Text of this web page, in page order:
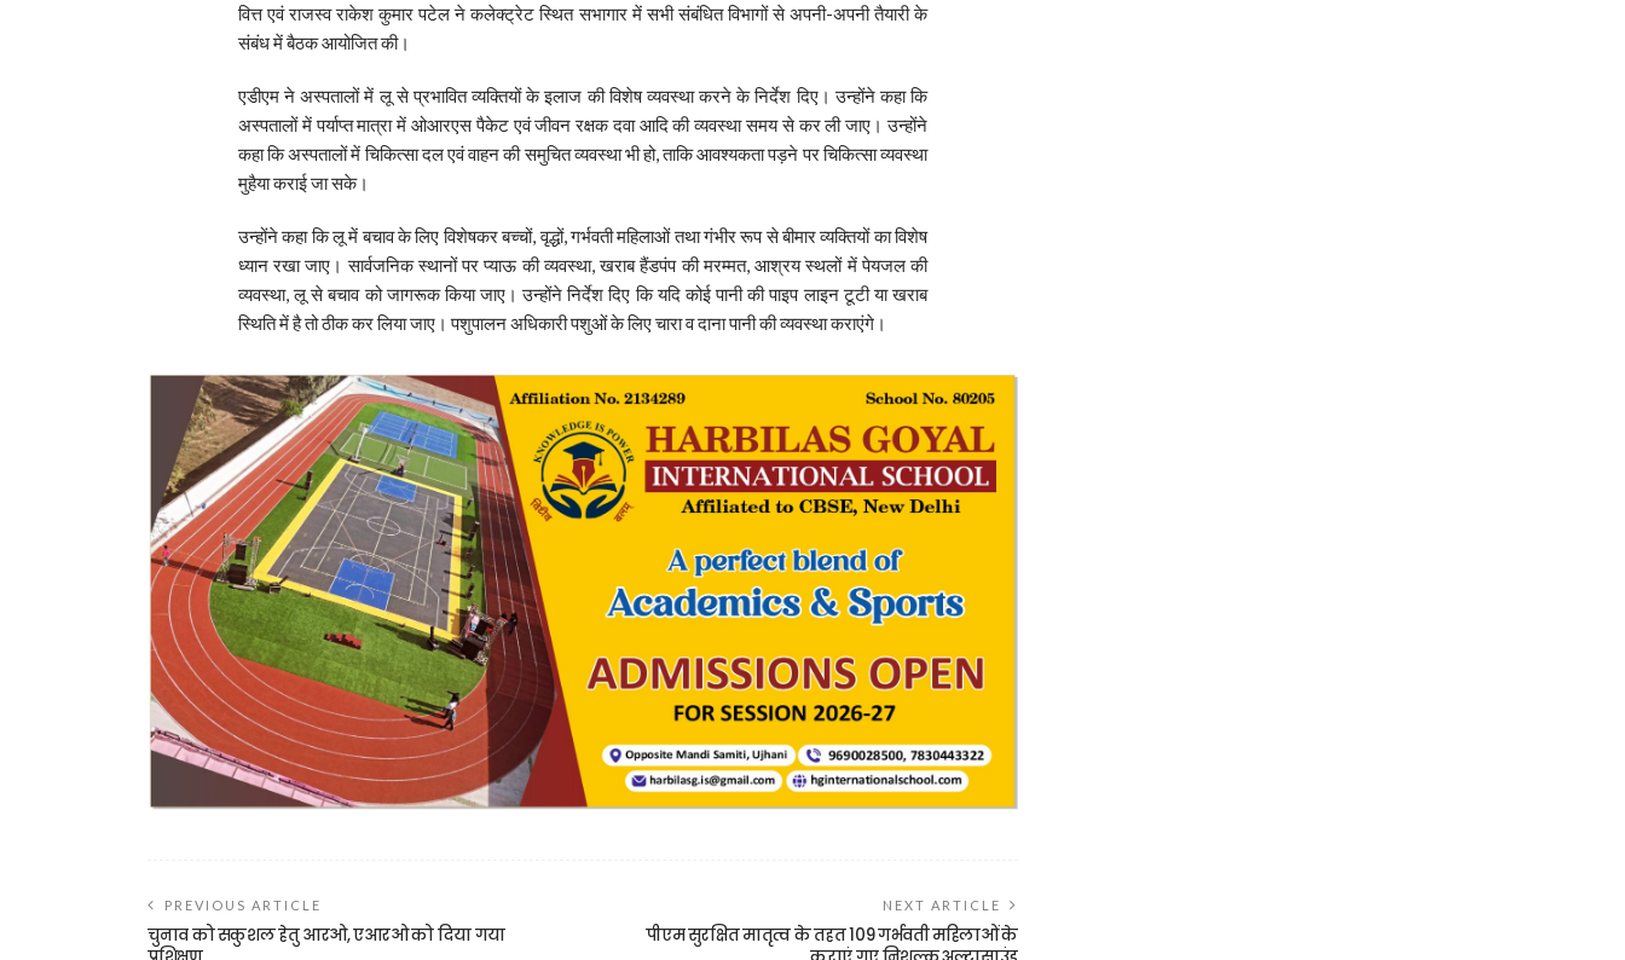
वित्त एवं राजस्व राकेश कुमार पटेल ने कलेक्ट्रेट स्थित सभागार में सभी संबंधित विभागों से अपनी-अपनी तैयारी के
संबंध में बैठक आयोजित की।
एडीएम ने अस्पतालों में लू से प्रभावित व्यक्तियों के इलाज की विशेष व्यवस्था करने के निर्देश दिए। उन्होंने कहा कि
अस्पतालों में पर्याप्त मात्रा में ओआरएस पैकेट एवं जीवन रक्षक दवा आदि की व्यवस्था समय से कर ली जाए। उन्होंने
कहा कि अस्पतालों में चिकित्सा दल एवं वाहन की समुचित व्यवस्था भी हो, ताकि आवश्यकता पड़ने पर चिकित्सा व्यवस्था
मुहैया कराई जा सके।
उन्होंने कहा कि लू में बचाव के लिए विशेषकर बच्चों, वृद्धों, गर्भवती महिलाओं तथा गंभीर रूप से बीमार व्यक्तियों का विशेष
ध्यान रखा जाए। सार्वजनिक स्थानों पर प्याऊ की व्यवस्था, खराब हैंडपंप की मरम्मत, आश्रय स्थलों में पेयजल की
व्यवस्था, लू से बचाव को जागरूक किया जाए। उन्होंने निर्देश दिए कि यदि कोई पानी की पाइप लाइन टूटी या खराब
स्थिति में है तो ठीक कर लिया जाए। पशुपालन अधिकारी पशुओं के लिए चारा व दाना पानी की व्यवस्था कराएंगे।
PREVIOUS ARTICLE
चुनाव को सकुशल हेतु आरओ, एआरओ को दिया गया
NEXT ARTICLE
पीएम सुरक्षित मातृत्व के तहत 109 गर्भवती महिलाओं के